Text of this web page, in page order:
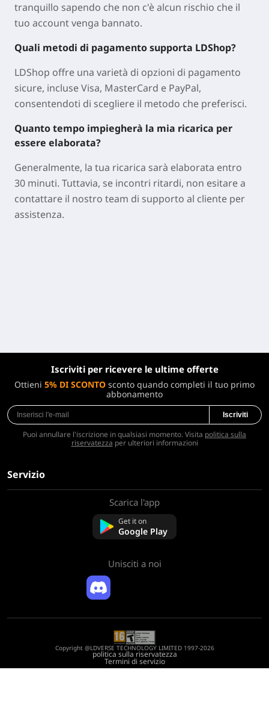
tranquillo sapendo che non c'è alcun rischio che il
tuo account venga bannato.
Quali metodi di pagamento supporta LDShop?
LDShop offre una varietà di opzioni di pagamento
sicure, incluse Visa, MasterCard e PayPal,
consentendoti di scegliere il metodo che preferisci.
Quanto tempo impiegherà la mia ricarica per
essere elaborata?
Generalmente, la tua ricarica sarà elaborata entro
30 minuti. Tuttavia, se incontri ritardi, non esitare a
contattare il nostro team di supporto al cliente per
assistenza.
Iscriviti per ricevere le ultime offerte
Ottieni 5% DI SCONTO sconto quando completi il ​​tuo primo
abbonamento
Iscriviti
Puoi annullare l'iscrizione in qualsiasi momento. Visita politica sulla
riservatezza per ulteriori informazioni
Servizio
Scarica l'app
Get it on
Google Play
Unisciti a noi
Copyright @LDVERSE TECHNOLOGY LIMITED 1997-2026
politica sulla riservatezza
Termini di servizio
Registration Number: 75522164